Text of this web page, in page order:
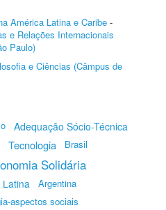
América Latina e Caribe -
e Relações Internacionais
Paulo)
e Ciências (Câmpus de
Adequação Sócio-Técnica
Tecnologia Brasil
Solidária
Latina
Argentina
aspectos sociais